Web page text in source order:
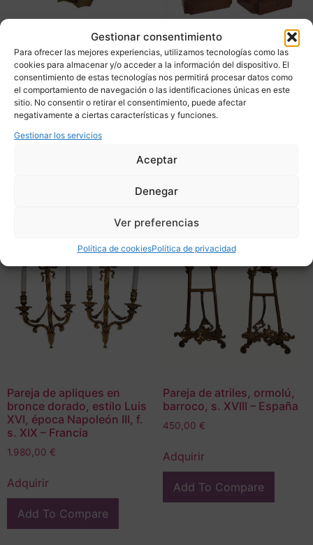
Gestionar consentimiento
Para ofrecer las mejores experiencias, utilizamos tecnologías como las
cookies para almacenar y/o acceder a la información del dispositivo. El
consentimiento de estas tecnologías nos permitirá procesar datos como
el comportamiento de navegación o las identificaciones únicas en este
sitio. No consentir o retirar el consentimiento, puede afectar
negativamente a ciertas características y funciones.
Gestionar los servicios
Aceptar
Denegar
Ver preferencias
Política de cookiesPolítica de privacidad
Jarrón porcelana
Satsuma, con ormolú,
1880 – Japón
980,00€
Pareja candeleros /
lámparas, putti, ormolú y
mármol, hacia 1880 –
Francia
1.380,00€
Pareja de apliques en
bronce dorado, estilo Luis
XVI, época Napoleón III, f.
s. XIX – Francia
1.980,00 €
Adquirir
Add To Compare
Pareja de atriles, ormolú,
barroco, s. XVIII – España
450,00 €
Adquirir
Add To Compare